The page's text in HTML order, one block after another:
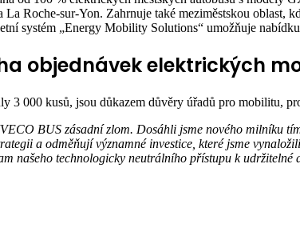
La Roche-sur-Yon. Zahrnuje také meziměstskou
systém „Energy Mobility Solutions“ umožňuje
objednávek elektrických
3 000 kusů, jsou důkazem důvěry úřadů pro mobilitu,
BUS zásadní zlom. Dosáhli jsme nového milníku
a odměňují významné investice, které jsme
našeho technologicky neutrálního přístupu k